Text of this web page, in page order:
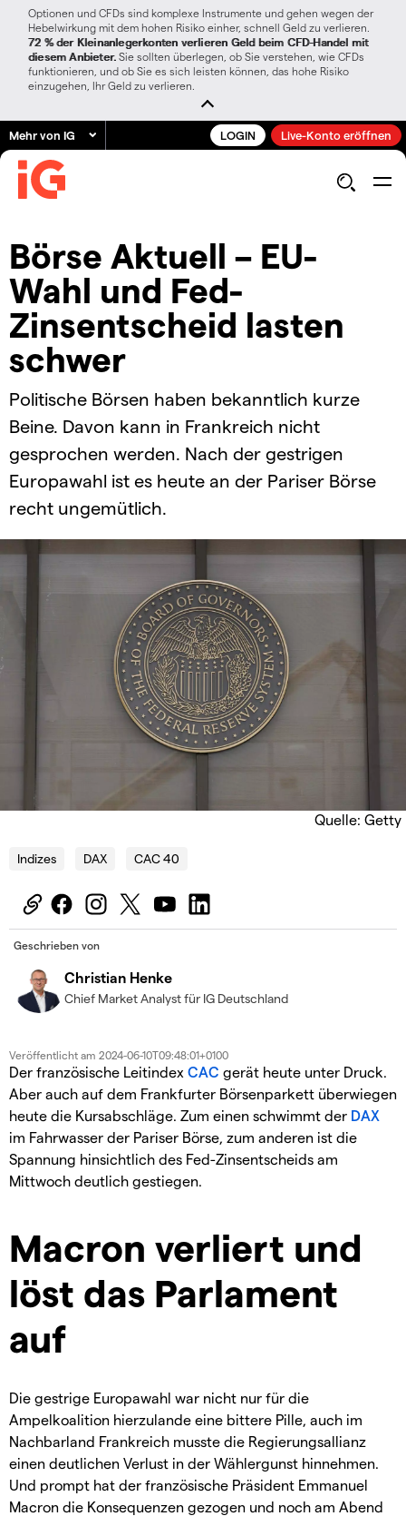
Optionen und CFDs sind komplexe Instrumente und gehen wegen der
Hebelwirkung mit dem hohen Risiko einher, schnell Geld zu verlieren.
72 % der Kleinanlegerkonten verlieren Geld beim CFD-Handel mit
diesem Anbieter. Sie sollten überlegen, ob Sie verstehen, wie CFDs
funktionieren, und ob Sie es sich leisten können, das hohe Risiko
einzugehen, Ihr Geld zu verlieren.
Mehr von IG LOGIN Live-Konto eröffnen
Börse Aktuell – EU-
Wahl und Fed-
Zinsentscheid lasten
schwer
Politische Börsen haben bekanntlich kurze
Beine. Davon kann in Frankreich nicht
gesprochen werden. Nach der gestrigen
Europawahl ist es heute an der Pariser Börse
recht ungemütlich.
Quelle: Getty
Indizes DAX CAC 40
Geschrieben von
Christian Henke
Chief Market Analyst für IG Deutschland
Veröffentlicht am 2024-06-10T09:48:01+0100
Der französische Leitindex CAC gerät heute unter Druck.
Aber auch auf dem Frankfurter Börsenparkett überwiegen
heute die Kursabschläge. Zum einen schwimmt der DAX
im Fahrwasser der Pariser Börse, zum anderen ist die
Spannung hinsichtlich des Fed-Zinsentscheids am
Mittwoch deutlich gestiegen.
Macron verliert und
löst das Parlament
auf
Die gestrige Europawahl war nicht nur für die
Ampelkoalition hierzulande eine bittere Pille, auch im
Nachbarland Frankreich musste die Regierungsallianz
einen deutlichen Verlust in der Wählergunst hinnehmen.
Und prompt hat der französische Präsident Emmanuel
Macron die Konsequenzen gezogen und noch am Abend